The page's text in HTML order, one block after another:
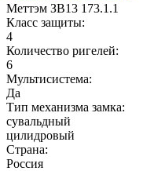
Меттэм ЗВ13 173.1.1
Класс защиты:
4
Количество ригелей:
6
Мультисистема:
Да
Тип механизма замка:
сувальдный
цилидровый
Страна:
Россия